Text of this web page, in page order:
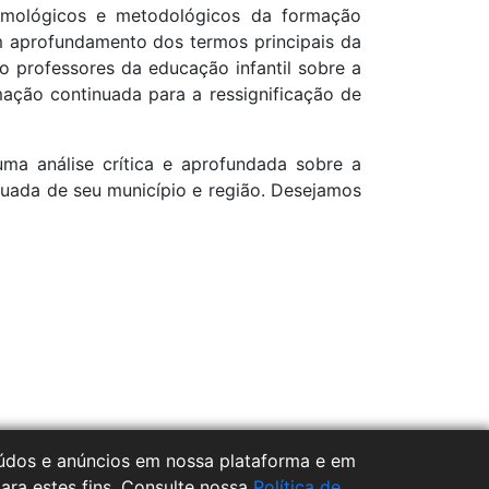
e metodológicos da formação
dos termos principais da
professores da educação infantil sobre a
continuada para a ressignificação de
análise crítica e aprofundada sobre a
de seu município e região. Desejamos
e anúncios em nossa plataforma e em